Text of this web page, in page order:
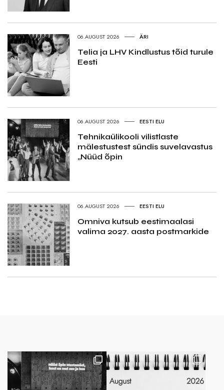
06.AUGUST 2026 ÄRI
Telia ja LHV Kindlustus tõid turule
Eesti
06.AUGUST 2026 EESTI ELU
Tehnikaülikooli vilistlaste
mälestustest sündis suvelavastus
„Nüüd õpin
06.AUGUST 2026 EESTI ELU
Omniva kutsub eestimaalasi
valima 2027. aasta postmarkide